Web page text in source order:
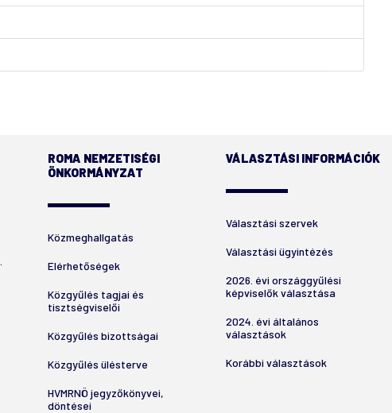
ROMA NEMZETISÉGI
ÖNKORMÁNYZAT
Közmeghallgatás
Elérhetőségek
Közgyűlés tagjai és
tisztségviselői
Közgyűlés bizottságai
Közgyűlés ülésterve
HVMRNÖ jegyzőkönyvei,
döntései
VÁLASZTÁSI INFORMÁCIÓK
Választási szervek
Választási ügyintézés
2026. évi országgyűlési
képviselők választása
2024. évi általános
választások
Korábbi választások